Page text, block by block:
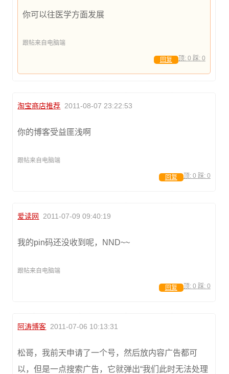
你可以往医学方面发展
跟帖来自电脑端
顶: 0 踩: 0
回复
淘宝商店推荐 2011-08-07 23:22:53
你的博客受益匪浅啊
跟帖来自电脑端
顶: 0 踩: 0
回复
爱读网 2011-07-09 09:40:19
我的pin码还没收到呢，NND~~
跟帖来自电脑端
顶: 0 踩: 0
回复
阿涛博客 2011-07-06 10:13:31
松哥，我前天申请了一个号，然后放内容广告都可
以，但是一点搜索广告，它就弹出“我们此时无法处理